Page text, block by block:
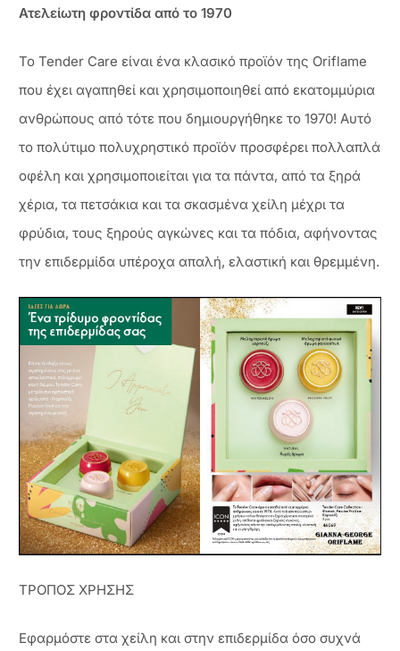
Ατελείωτη φροντίδα από το 1970
Το Tender Care είναι ένα κλασικό προϊόν της Oriflame
που έχει αγαπηθεί και χρησιμοποιηθεί από εκατομμύρια
ανθρώπους από τότε που δημιουργήθηκε το 1970! Αυτό
το πολύτιμο πολυχρηστικό προϊόν προσφέρει πολλαπλά
οφέλη και χρησιμοποιείται για τα πάντα, από τα ξηρά
χέρια, τα πετσάκια και τα σκασμένα χείλη μέχρι τα
φρύδια, τους ξηρούς αγκώνες και τα πόδια, αφήνοντας
την επιδερμίδα υπέροχα απαλή, ελαστική και θρεμμένη.
ΤΡΟΠΟΣ ΧΡΗΣΗΣ
Εφαρμόστε στα χείλη και στην επιδερμίδα όσο συχνά